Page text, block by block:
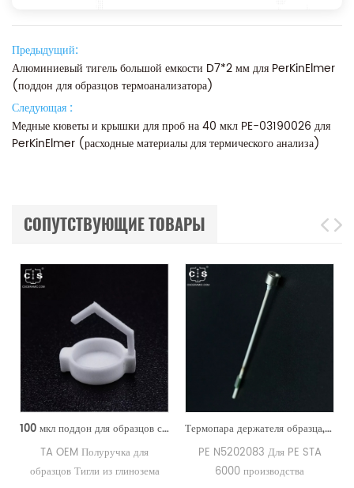
Предыдущий:
Алюминиевый тигель большой емкости D7*2 мм для PerKinElmer
(поддон для образцов термоанализатора)
Следующая :
Медные кюветы и крышки для проб на 40 мкл PE-03190026 для
PerKinElmer (расходные материалы для термического анализа)
СОПУТСТВУЮЩИЕ ТОВАРЫ
100 мкл поддон для образцов с половинной ручкой для термоанализаторов PE TG DSC800 Instruments
TA OEM Полуручка для
образцов Тигли из глинозема
Термопара держателя образца, эквивалентная PE N5202083 Для PE STA 6000
PE N5202083 Для PE STA
6000 производства